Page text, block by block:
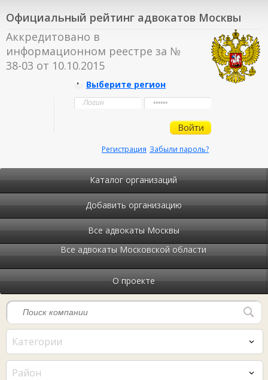
Официальный рейтинг адвокатов Москвы
Аккредитовано в
информационном реестре за №
38-03 от 10.10.2015
Выберите регион
Забыли пароль?
Регистрация
Каталог организаций
Добавить организацию
Все адвокаты Москвы
Все адвокаты Московской области
О проекте
Категории
Район